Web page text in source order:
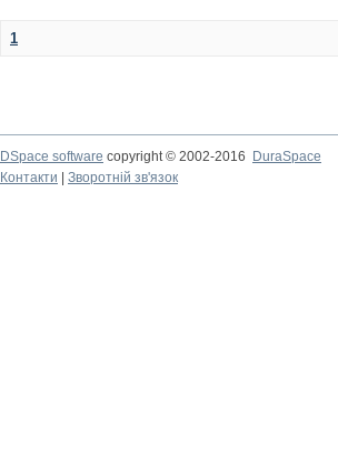
1
DSpace software copyright © 2002-2016
DuraSpace
Контакти
Зворотній зв'язок